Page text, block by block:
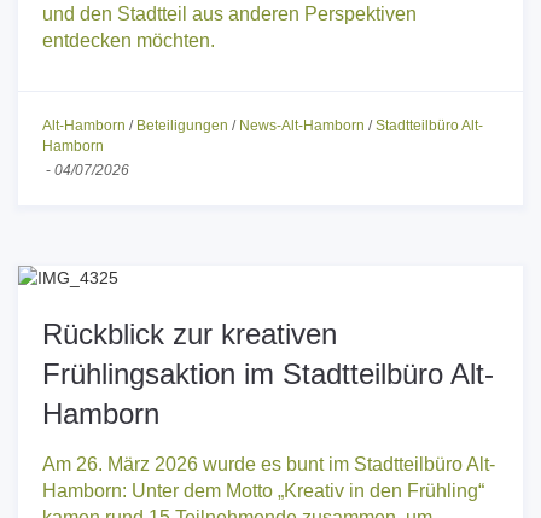
Ein Besuch lohnt sich für alle, die Kunst, Geschichte
und den Stadtteil aus anderen Perspektiven
Alt-Hamborn/
Rückblick zur kreativen
Frühlingsaktion im Stadtteilbüro Alt-
Hamborn
Am 26. März 2026 wurde es bunt im Stadtteilbüro Alt-